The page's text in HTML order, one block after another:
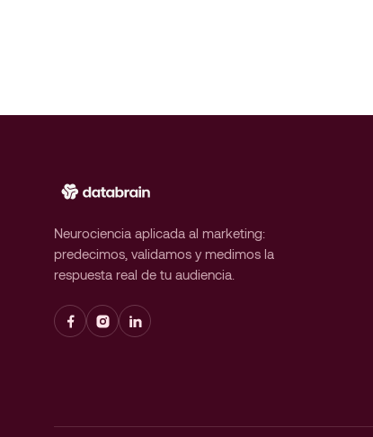
Neurociencia aplicada al marketing:
predecimos, validamos y medimos la
respuesta real de tu audiencia.